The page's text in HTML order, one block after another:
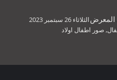
المعرضالثلاثاء 26 سبتمبر 2023
, صور اطفال اولاد